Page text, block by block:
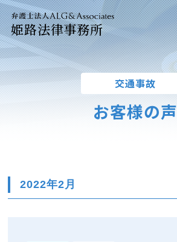
姫路法律事務所
交通事故
お客様の声
2022年2月